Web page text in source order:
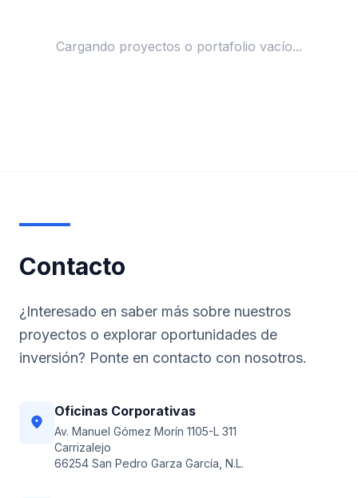
Cargando proyectos o portafolio vacío...
Contacto
¿Interesado en saber más sobre nuestros
proyectos o explorar oportunidades de
inversión? Ponte en contacto con nosotros.
location_on
Oficinas Corporativas
Av. Manuel Gómez Morín 1105-L 311
Carrizalejo
66254 San Pedro Garza García, N.L.